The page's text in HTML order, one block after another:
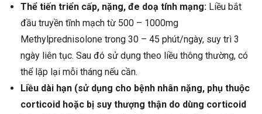
Thể tiến triển cấp, nặng, đe doạ tính mạng: Liều bắt
đầu truyền tĩnh mạch từ 500 – 1000mg
Methylprednisolone trong 30 – 45 phút/ngày, suy trì 3
ngày liên tục. Sau đó sử dụng theo liều thông thường, có
thể lặp lại mỗi tháng nếu cần.
Liều dài hạn (sử dụng cho bệnh nhân nặng, phụ thuộc
corticoid hoặc bị suy thượng thận do dùng corticoid